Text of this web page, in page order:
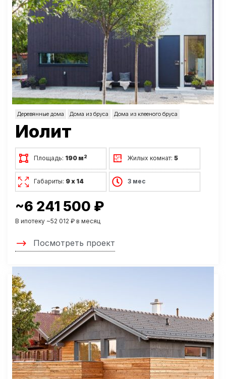
Деревянные дома Дома из бруса Дома из клееного бруса
Иолит
Площадь: 190 м2 Жилых комнат:5
Габариты: 9 х 14 3 мес
~6 241 500 ₽
В ипотеку ~52 012 ₽ в месяц
Посмотреть проект